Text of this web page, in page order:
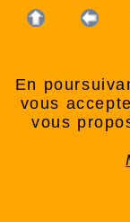
En
vous
vous